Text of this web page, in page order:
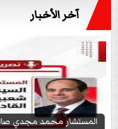
آخر الأخبار
المستشار محمد مجدي